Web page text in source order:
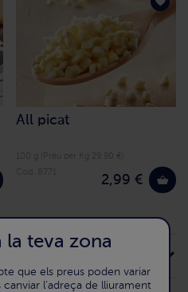
All picat
100 g (Preu per Kg 29.90 €)
2,99 €
Cod. 8771
la teva zona
que els preus poden variar
canviar l'adreça de lliurament